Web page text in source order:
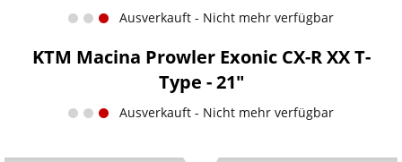
Ausverkauft - Nicht mehr verfügbar
KTM Macina Prowler Exonic CX-R XX T-
Type - 21"
Ausverkauft - Nicht mehr verfügbar